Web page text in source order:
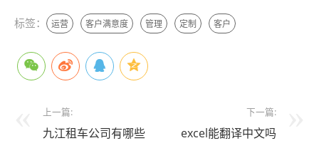
标签： 运营 客户满意度 管理 定制 客户
上一篇:
九江租车公司有哪些
下一篇:
excel能翻译中文吗